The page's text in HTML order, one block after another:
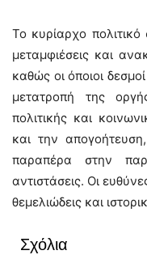
Το κυρίαρχο
μεταμφιέσεις και
καθώς οι όποιοι
μετατροπή της
πολιτικής και
και την
παραπέρα στην
αντιστάσεις. Οι
θεμελιώδεις και
Σχόλια